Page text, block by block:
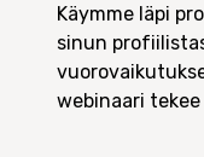
Käymme läpi
sinun
webinaari